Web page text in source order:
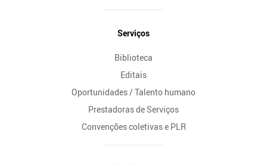
Serviços
Biblioteca
Editais
Oportunidades / Talento humano
Prestadoras de Serviços
Convenções coletivas e PLR